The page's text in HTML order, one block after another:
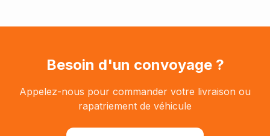
Besoin d'un convoyage ?
Appelez-nous pour commander votre livraison ou
rapatriement de véhicule